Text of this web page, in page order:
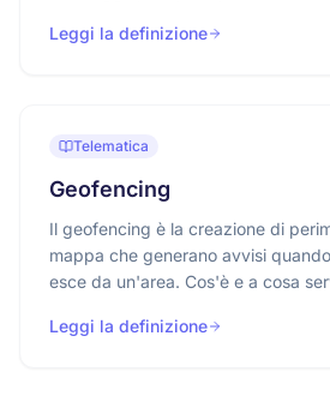
Leggi la definizione
Telematica
Geofencing
Il geofencing è la creazione di
mappa che generano avvisi
esce da un'area. Cos'è e a cosa
Leggi la definizione